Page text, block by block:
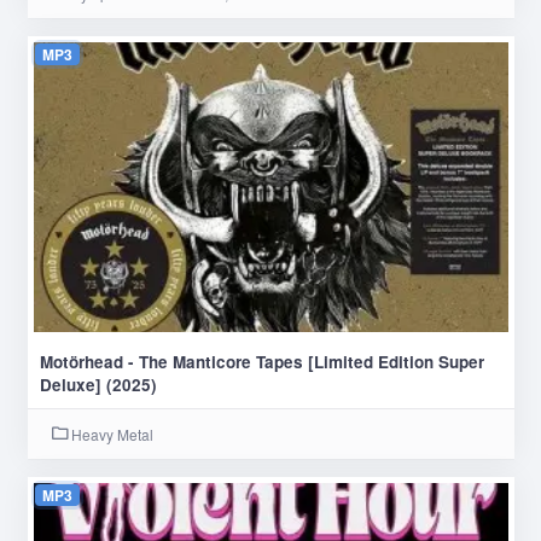
MP3
Motörhead - The Manticore Tapes [Limited Edition Super
Deluxe] (2025)
Heavy Metal
MP3